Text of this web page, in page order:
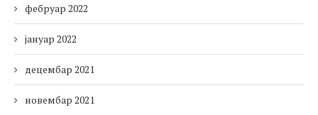
фебруар 2022
јануар 2022
децембар 2021
новембар 2021